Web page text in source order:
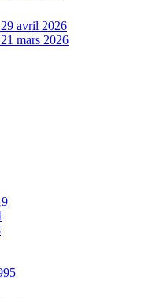
avril 2026
mars 2026